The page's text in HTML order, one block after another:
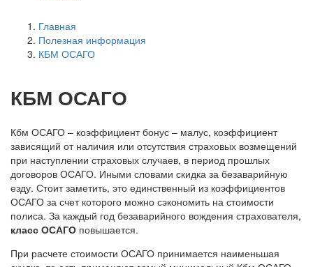
Главная
Полезная информация
КБМ ОСАГО
КБМ ОСАГО
Кбм ОСАГО – коэффициент бонус – малус, коэффициент
зависящий от наличия или отсутствия страховых возмещений
при наступлении страховых случаев, в период прошлых
договоров ОСАГО. Иными словами скидка за безаварийную
езду. Стоит заметить, это единственный из коэффициентов
ОСАГО за счет которого можно сэкономить на стоимости
полиса. За каждый год безаварийного вождения страхователя,
класс ОСАГО повышается.
При расчете стоимости ОСАГО принимается наименьшая